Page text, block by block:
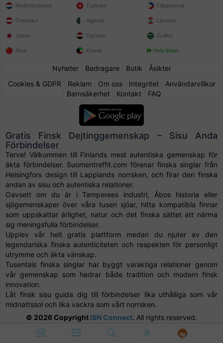
Nederländerna
Österrike
Japan
Kina
Tunisien
Algeriet
Egypten
Kuwait
Filippinerna
Libanon
Gulfen
Hela listan
Nyheter| Bedragare| Butik
Åsikter
Cookies & GDPR
Reklam Om oss| Integritet
Användarvillkor
Barnsäkerhet Kontakt FAQ
Gratis Finsk Dejtinggemenskap – Sisu Anda
Förbindelser
Terve! Välkommen till Finlands mest autentiska gemenskap för
äkta förbindelser. Suomentreffit.com förenar finska singlar från
Helsingfors design till Lapplands norrsken, och firar den finska
andan av sisu och autentiska relationer.
Oavsett om du är i Tamperees industri, Åbos historia eller
sjögemenskaper över våra tusen sjöar, hitta kompatibla finnar
som uppskattar ärlighet, natur och det finska sättet att närma
sig meningsfulla förbindelser.
Upplev vår helt gratis plattform medan du njuter av den
legendariska finska autenticiteten och respekten för personligt
utrymme och äkta vänskap.
Tusentals finska singlar har byggt varaktiga relationer genom
vår gemenskap som hedrar både tradition och modern finsk
innovation.
Låt finsk sisu guida dig till förbindelser lika uthålliga som vår
midnattssol och lika vackra som vårt norrsken.
© 2026 Copyright ISN Connect. All rights reserved.